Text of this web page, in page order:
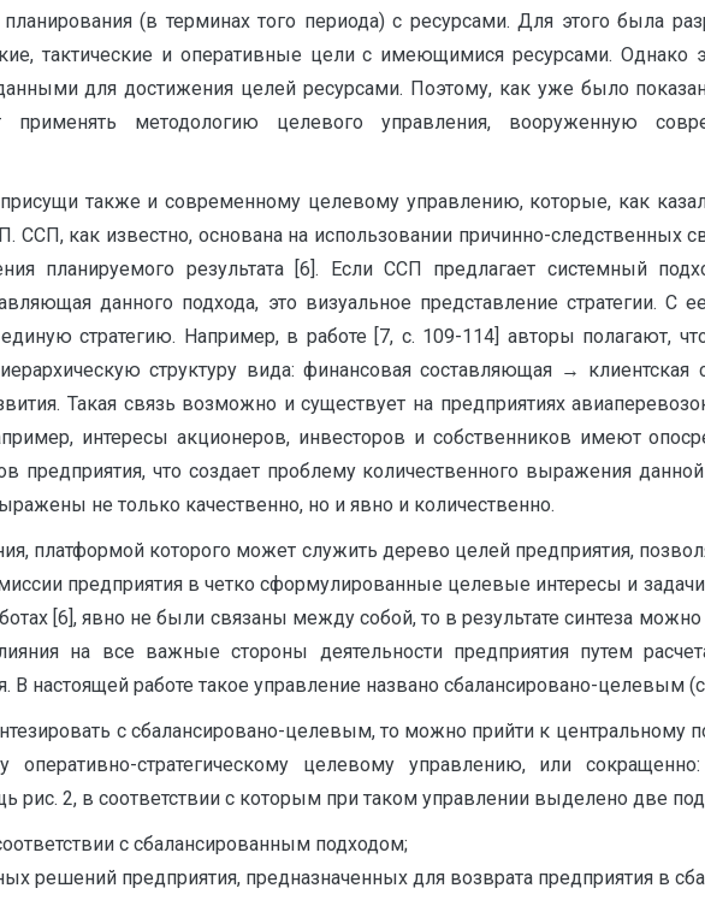
(в терминах того периода) с ресурсами. Для этого была
тактические и оперативные цели с имеющимися ресурсами. Однако
для достижения целей ресурсами. Поэтому, как уже было
применять методологию целевого управления, вооруженную
также и современному целевому управлению, которые, как
ССП, как известно, основана на использовании причинно-
планируемого результата [6]. Если ССП предлагает системный
данного подхода, это визуальное представление стратегии.
стратегию. Например, в работе [7, с. 109-114] авторы полагают,
структуру вида: финансовая составляющая → клиентская
Такая связь возможно и существует на предприятиях
интересы акционеров, инвесторов и собственников имеют
предприятия, что создает проблему количественного выражения
не только качественно, но и явно и количественно.
платформой которого может служить дерево целей предприятия,
предприятия в четко сформулированные целевые интересы и
[6], явно не были связаны между собой, то в результате синтеза
на все важные стороны деятельности предприятия путем
В настоящей работе такое управление названо сбалансировано-целевым
с сбалансировано-целевым, то можно прийти к центральному
оперативно-стратегическому целевому управлению, или
2, в соответствии с которым при таком управлении выделено две
с сбалансированным подходом;
решений предприятия, предназначенных для возврата предприятия в